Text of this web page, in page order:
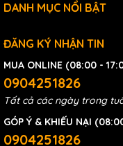
DANH MỤC NỔI BẬT
ĐĂNG KÝ NHẬN TIN
MUA ONLINE (08:00 -
0904251826
Tất cả các ngày trong
GÓP Ý & KHIẾU NẠI
0904251826